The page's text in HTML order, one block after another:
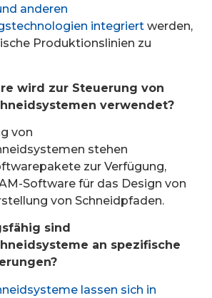
anderen
integriert werden,
Produktionslinien zu
wird zur Steuerung von
verwendet?
von
stehen
zur Verfügung,
Software für das Design von
von Schneidpfaden.
sind
an spezifische
lassen sich in